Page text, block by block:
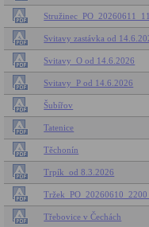
Svitavy zastávka od
Svitavy_O od 14.6.2026
Svitavy_P od 14.6.2026
Šubířov
Tatenice
Těchonín
Trpík_od 8.3.2026
Třebovice v Čechách